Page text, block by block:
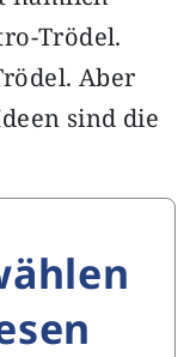
Trödel.
Aber
sind die